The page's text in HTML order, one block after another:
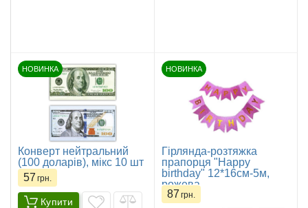
НОВИНКА
Конверт нейтральний
(100 доларів), мікс 10 шт
57 грн.
Купити
НОВИНКА
Гірлянда-розтяжка
прапорця "Happy
birthday" 12*16см-5м,
рожева
87 грн.